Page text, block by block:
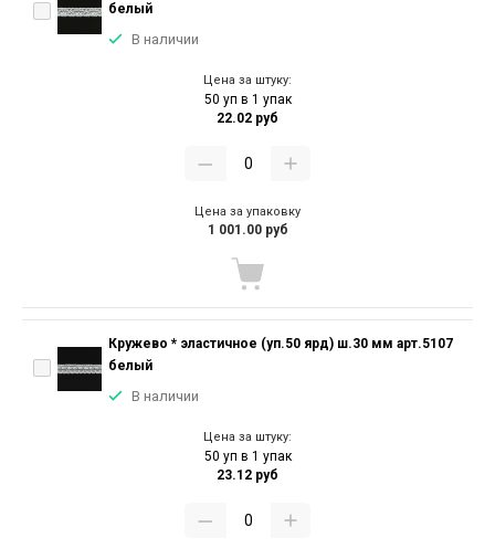
белый
В наличии
Цена за штуку:
50 уп в 1 упак
22.02 руб
Цена за упаковку
1 001.00 руб
Кружево * эластичное (уп.50 ярд) ш.30 мм арт.5107
белый
В наличии
Цена за штуку:
50 уп в 1 упак
23.12 руб